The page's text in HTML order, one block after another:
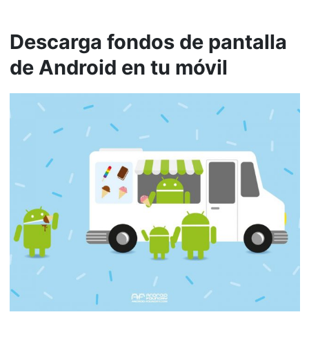
Descarga fondos de pantalla
de Android en tu móvil